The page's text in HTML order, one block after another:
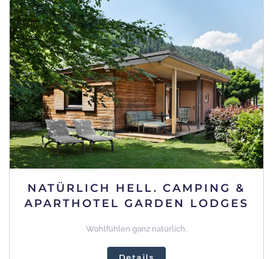
NATÜRLICH HELL. CAMPING &
APARTHOTEL GARDEN LODGES
Wohlfühlen ganz natürlich.